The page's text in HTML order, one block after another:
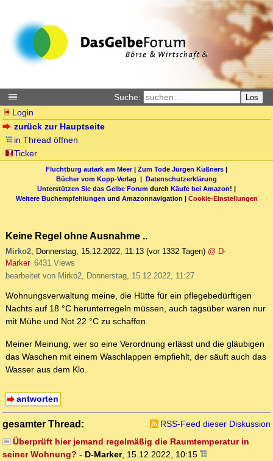
Suche: Los
Login
zurück zur Hauptseite
in Thread öffnen
Ticker
Fluchtburg autark am Meer| Zum Tode Jürgen Küßners |
Bücher vom Kopp-Verlag | Datenschutzerklärung
Unterstützen Sie das Gelbe Forum durch Käufe bei Amazon! |
Weitere Buchempfehlungen und Amazonnavigation | Cookie-Einstellungen
Keine Regel ohne Ausnahme ..
Mirko2, Donnerstag, 15.12.2022, 11:13 (vor 1332 Tagen) @ D-
Marker 6431 Views
bearbeitet von Mirko2, Donnerstag, 15.12.2022, 11:27
Wohnungsverwaltung meine, die Hütte für ein pflegebedürftigen
Nachts auf 18 °C herunterregeln müssen, auch tagsüber waren nur
mit Mühe und Not 22 °C zu schaffen.
Meiner Meinung, wer so eine Verordnung erlässt und die gläubigen
das Waschen mit einem Waschlappen empfiehlt, der säuft auch das
Wasser aus dem Klo.
antworten
gesamter Thread:
RSS-Feed dieser Diskussion
Überprüft hier jemand regelmäßig die Raumtemperatur in
seiner Wohnung? - D-Marker, 15.12.2022, 10:15